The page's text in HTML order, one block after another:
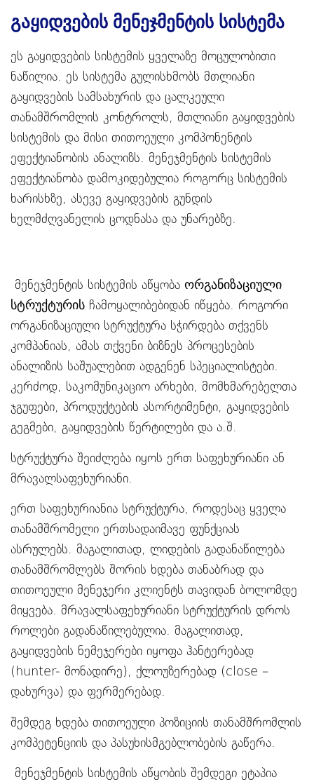
გაყიდვების მენეჯმენტის სისტემა
ეს გაყიდვების სისტემის ყველაზე მოცულობითი
ნაწილია. ეს სისტემა გულისხმობს მთლიანი
გაყიდვების სამსახურის და ცალკეული
თანამშრომლის კონტროლს, მთლიანი გაყიდვების
სისტემის და მისი თითოეული კომპონენტის
ეფექტიანობის ანალიზს. მენეჯმენტის სისტემის
ეფექტიანობა დამოკიდებულია როგორც სისტემის
ხარისხზე, ასევე გაყიდვების გუნდის
ხელმძღვანელის ცოდნასა და უნარებზე.
მენეჯმენტის სისტემის აწყობა ორგანიზაციული
სტრუქტურის ჩამოყალიბებიდან იწყება. როგორი
ორგანიზაციული სტრუქტურა სჭირდება თქვენს
კომპანიას, ამას თქვენი ბიზნეს პროცესების
ანალიზის საშუალებით ადგენენ სპეციალისტები.
კერძოდ, საკომუნიკაციო არხები, მომხმარებელთა
ჯგუფები, პროდუქტების ასორტიმენტი, გაყიდვების
გეგმები, გაყიდვების წერტილები და ა.შ.
სტრუქტურა შეიძლება იყოს ერთ საფეხურიანი ან
მრავალსაფეხურიანი.
ერთ საფეხურიანია სტრუქტურა, როდესაც ყველა
თანამშრომელი ერთსადაიმავე ფუნქციას
ასრულებს. მაგალითად, ლიდების გადანაწილება
თანამშრომლებს შორის ხდება თანაბრად და
თითოეული მენეჯერი კლიენტს თავიდან ბოლომდე
მიყვება. მრავალსაფეხურიანი სტრუქტურის დროს
როლები გადანაწილებულია. მაგალითად,
გაყიდვების ნემეჯერები იყოფა ჰანტერებად
(hunter- მონადირე), ქლოუზერებად (close –
დახურვა) და ფერმერებად.
შემდეგ ხდება თითოეული პოზიციის თანამშრომლის
კომპეტენციის და პასუხისმგებლობების გაწერა.
მენეჯმენტის სისტემის აწყობის შემდეგი ეტაპია